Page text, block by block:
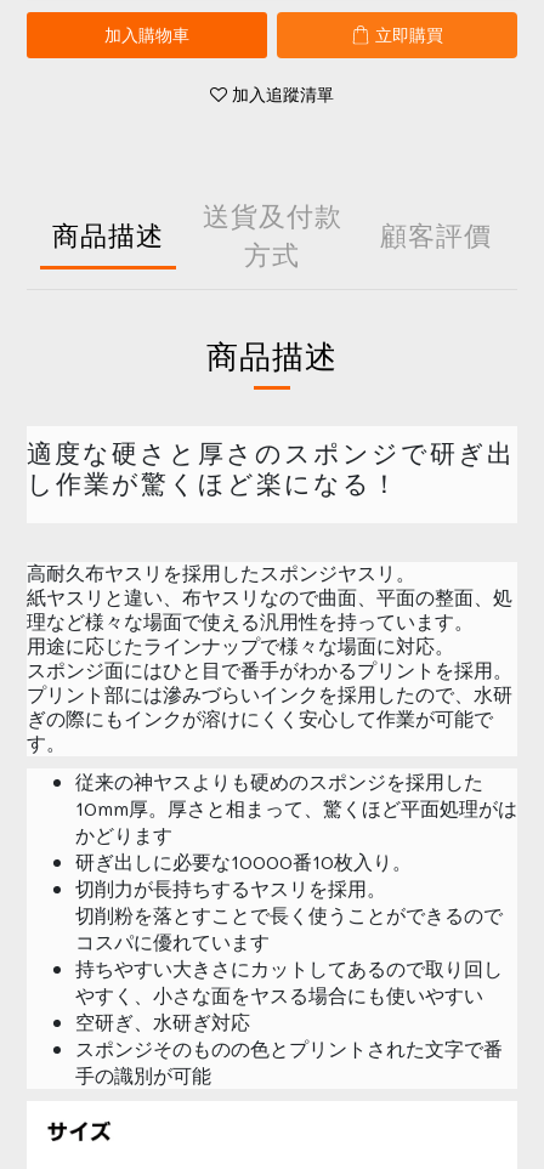
加入購物車 立即購買
加入追蹤清單
商品描述
送貨及付款
方式
顧客評價
商品描述
適度な硬さと厚さのスポンジで研ぎ出
し作業が驚くほど楽になる！
高耐久布ヤスリを採用したスポンジヤスリ。
紙ヤスリと違い、布ヤスリなので曲面、平面の整面、処
理など様々な場面で使える汎用性を持っています。
用途に応じたラインナップで様々な場面に対応。
スポンジ面にはひと目で番手がわかるプリントを採用。
プリント部には滲みづらいインクを採用したので、水研
ぎの際にもインクが溶けにくく安心して作業が可能で
す。
従来の神ヤスよりも硬めのスポンジを採用した
10mm厚。厚さと相まって、驚くほど平面処理がは
かどります
研ぎ出しに必要な10000番10枚入り。
切削力が長持ちするヤスリを採用。
切削粉を落とすことで長く使うことができるので
コスパに優れています
持ちやすい大きさにカットしてあるので取り回し
やすく、小さな面をヤスる場合にも使いやすい
空研ぎ、水研ぎ対応
スポンジそのものの色とプリントされた文字で番
手の識別が可能